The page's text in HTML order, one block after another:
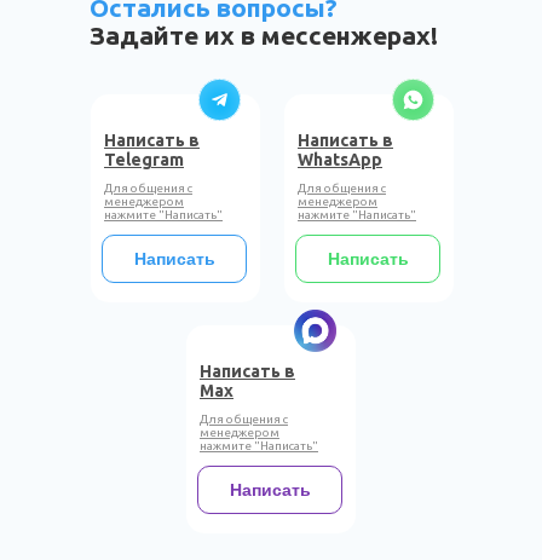
Остались вопросы?
Задайте их в мессенжерах!
Написать в
WhatsApp
Для общения с
менеджером
нажмите "Написать"
Написать
Написать в
Max
Для общения с
менеджером
нажмите "Написать"
Написать
Написать в
Telegram
Для общения с
менеджером
нажмите "Написать"
Написать